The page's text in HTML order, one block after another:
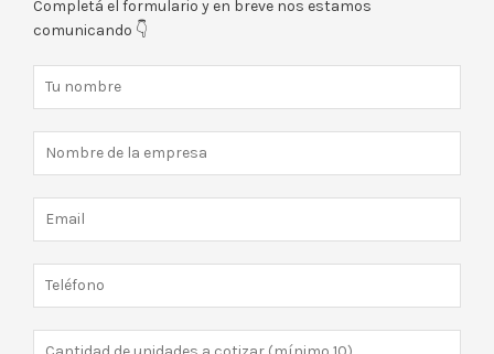
Completá el formulario y en breve nos estamos
comunicando 👇